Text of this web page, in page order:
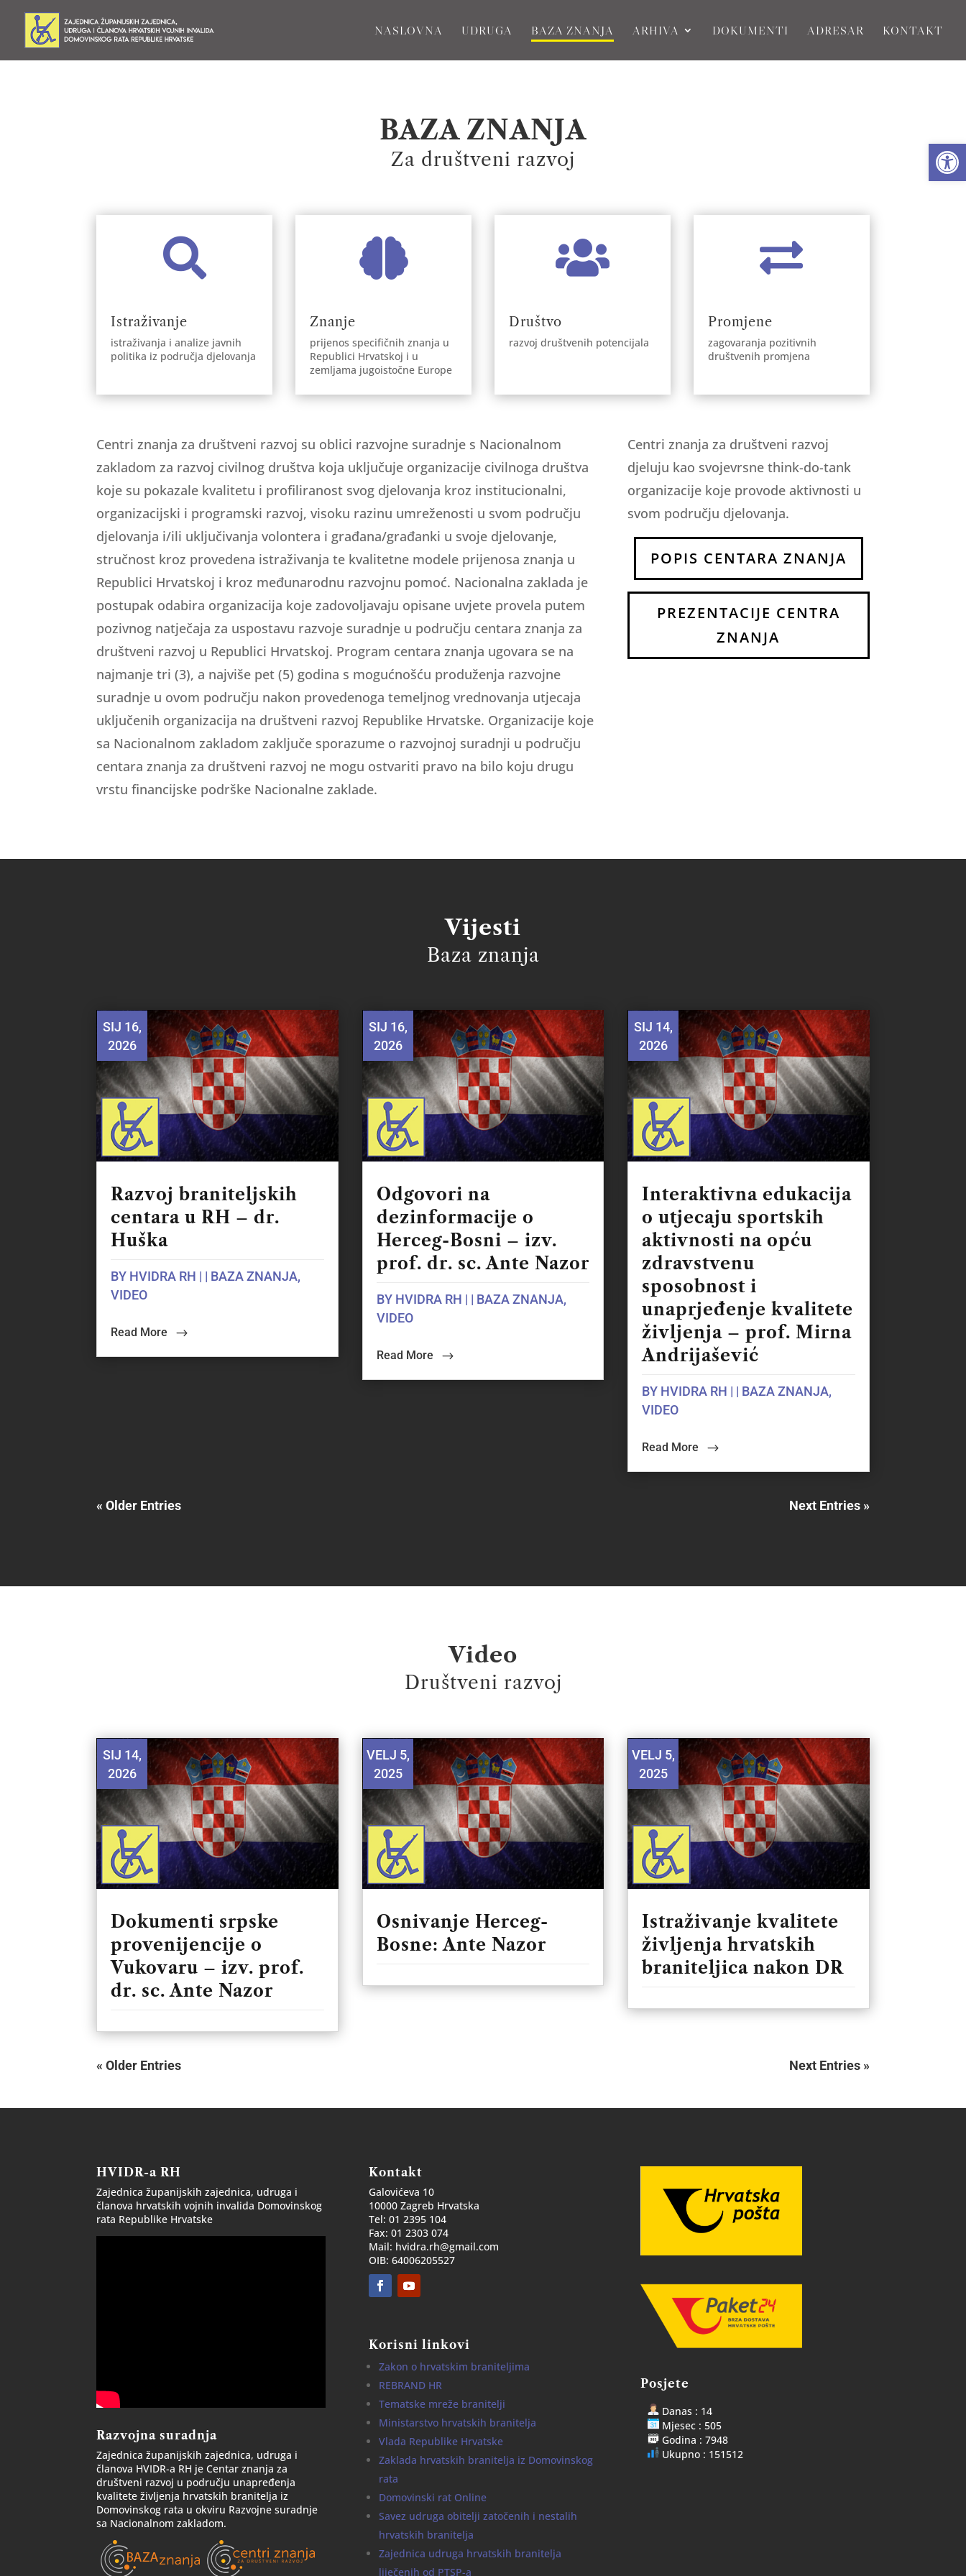
NASLOVNA UDRUGA BAZA ZNANJA ARHIVA DOKUMENTI ADRESAR KONTAKT
BAZA ZNANJA
Za društveni razvoj

Istraživanje
istraživanja i analize javnih
politika iz područja djelovanja

Znanje
prijenos specifičnih znanja u
Republici Hrvatskoj i u
zemljama jugoistočne Europe

Društvo
razvoj društvenih potencijala

Promjene
zagovaranja pozitivnih
društvenih promjena
Centri znanja za društveni razvoj su oblici razvojne suradnje s Nacionalnom
zakladom za razvoj civilnog društva koja uključuje organizacije civilnoga društva
koje su pokazale kvalitetu i profiliranost svog djelovanja kroz institucionalni,
organizacijski i programski razvoj, visoku razinu umreženosti u svom području
djelovanja i/ili uključivanja volontera i građana/građanki u svoje djelovanje,
stručnost kroz provedena istraživanja te kvalitetne modele prijenosa znanja u
Republici Hrvatskoj i kroz međunarodnu razvojnu pomoć. Nacionalna zaklada je
postupak odabira organizacija koje zadovoljavaju opisane uvjete provela putem
pozivnog natječaja za uspostavu razvoje suradnje u području centara znanja za
društveni razvoj u Republici Hrvatskoj. Program centara znanja ugovara se na
najmanje tri (3), a najviše pet (5) godina s mogućnošću produženja razvojne
suradnje u ovom području nakon provedenoga temeljnog vrednovanja utjecaja
uključenih organizacija na društveni razvoj Republike Hrvatske. Organizacije koje
sa Nacionalnom zakladom zaključe sporazume o razvojnoj suradnji u području
centara znanja za društveni razvoj ne mogu ostvariti pravo na bilo koju drugu
vrstu financijske podrške Nacionalne zaklade.
Centri znanja za društveni razvoj
djeluju kao svojevrsne think-do-tank
organizacije koje provode aktivnosti u
svom području djelovanja.
POPIS CENTARA ZNANJA
PREZENTACIJE CENTRA
ZNANJA
Vijesti
Baza znanja
Razvoj braniteljskih
centara u RH – dr.
Huška
BY HVIDRA RH |
SIJ 16,
2026
| BAZA ZNANJA,
VIDEO
Read More
Odgovori na
dezinformacije o
Herceg-Bosni – izv.
prof. dr. sc. Ante Nazor
BY HVIDRA RH |
SIJ 16,
2026
| BAZA ZNANJA,
VIDEO
Read More
Interaktivna edukacija
o utjecaju sportskih
aktivnosti na opću
zdravstvenu
sposobnost i
unaprjeđenje kvalitete
življenja – prof. Mirna
Andrijašević
BY HVIDRA RH |
SIJ 14,
2026
| BAZA ZNANJA,
VIDEO
Read More
« Older Entries Next Entries »
Video
Društveni razvoj
Dokumenti srpske
provenijencije o
Vukovaru – izv. prof.
dr. sc. Ante Nazor
SIJ 14,
2026
Osnivanje Herceg-
Bosne: Ante Nazor
VELJ 5,
2025
Istraživanje kvalitete
življenja hrvatskih
braniteljica nakon DR
VELJ 5,
2025
« Older Entries Next Entries »
HVIDR-a RH
Zajednica županijskih zajednica, udruga i
članova hrvatskih vojnih invalida Domovinskog
rata Republike Hrvatske
Razvojna suradnja
Zajednica županijskih zajednica, udruga i
članova HVIDR-a RH je Centar znanja za
društveni razvoj u području unapređenja
kvalitete življenja hrvatskih branitelja iz
Domovinskog rata u okviru Razvojne suradnje
sa Nacionalnom zakladom.
Kontakt
Galovićeva 10
10000 Zagreb Hrvatska
Tel: 01 2395 104
Fax: 01 2303 074
Mail: hvidra.rh@gmail.com
OIB: 64006205527
Korisni linkovi
Zakon o hrvatskim braniteljima
REBRAND HR
Tematske mreže branitelji
Ministarstvo hrvatskih branitelja
Vlada Republike Hrvatske
Zaklada hrvatskih branitelja iz Domovinskog
rata
Domovinski rat Online
Savez udruga obitelji zatočenih i nestalih
hrvatskih branitelja
Zajednica udruga hrvatskih branitelja
liječenih od PTSP-a
Posjete
Danas : 14
Mjesec : 505
Godina : 7948
Ukupno : 151512